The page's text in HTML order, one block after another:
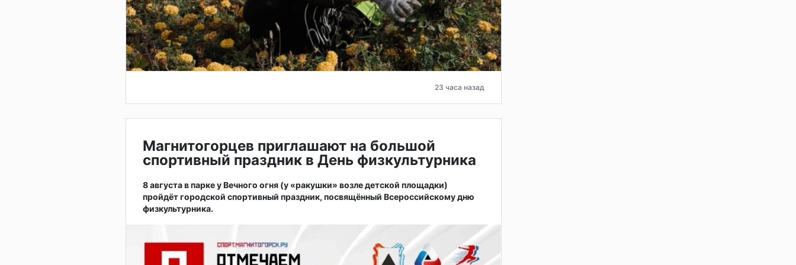
23 часа назад
Магнитогорцев приглашают на большой
спортивный праздник в День физкультурника
8 августа в парке у Вечного огня (у «ракушки» возле детской площадки)
пройдёт городской спортивный праздник, посвящённый Всероссийскому дню
физкультурника.